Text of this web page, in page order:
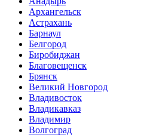
Архангельск
Астрахань
Барнаул
Белгород
Биробиджан
Благовещенск
Брянск
Великий Новгород
Владивосток
Владикавказ
Владимир
Волгоград